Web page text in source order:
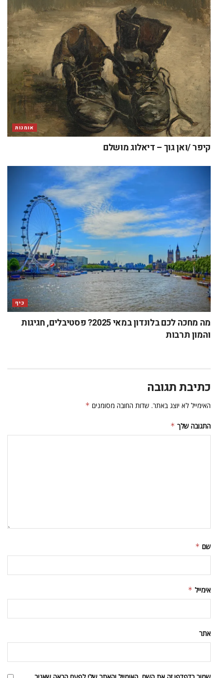
כיף
מה מחכה לכם בלונדון במאי 2025? פסטיבלים, חגיגות
והמון תרבות
כתיבת תגובה
שם*
אימייל *
אתר
שמור בדפדפן זה את השם, האימייל והאתר שלי לפעם הבאה שאגיב.
עמוד הבית תרבות אטרקציות בלונדון
מה לעשות בלונדון בסתיו-חורף